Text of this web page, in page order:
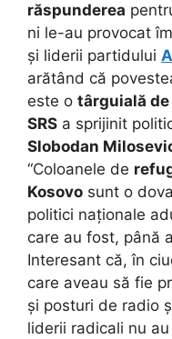
răspunderea
ni le-au provocat
și liderii partidului
arătând că
este o târguială
SRS a sprijinit
Slobodan
“Coloanele de
Kosovo sunt o
politici naționale
care au fost, până
Interesant că, în
care aveau să fie
și posturi de radio
liderii radicali nu